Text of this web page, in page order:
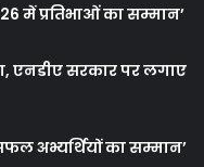
में प्रतिभाओं का सम्मान’
एनडीए सरकार पर लगाए
अभ्यर्थियों का सम्मान’